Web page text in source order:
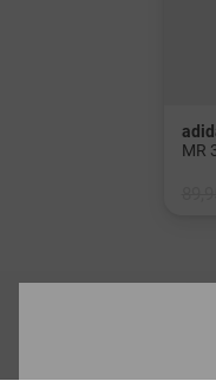
MR